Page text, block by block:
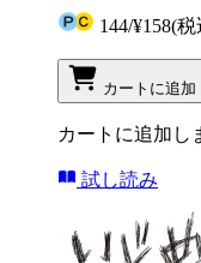
144/¥158(税
カートに追加
カートに追加し
試し読み